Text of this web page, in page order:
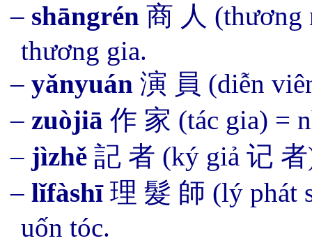
– shāngrén 商 人 (thương
thương gia.
– yǎnyuán 演 員 (diễn
– zuòjiā 作 家 (tác gia) =
– jìzhě 記 者 (ký giả 记 者
– lǐfàshī理 髮 師 (lý phát
uốn tóc.